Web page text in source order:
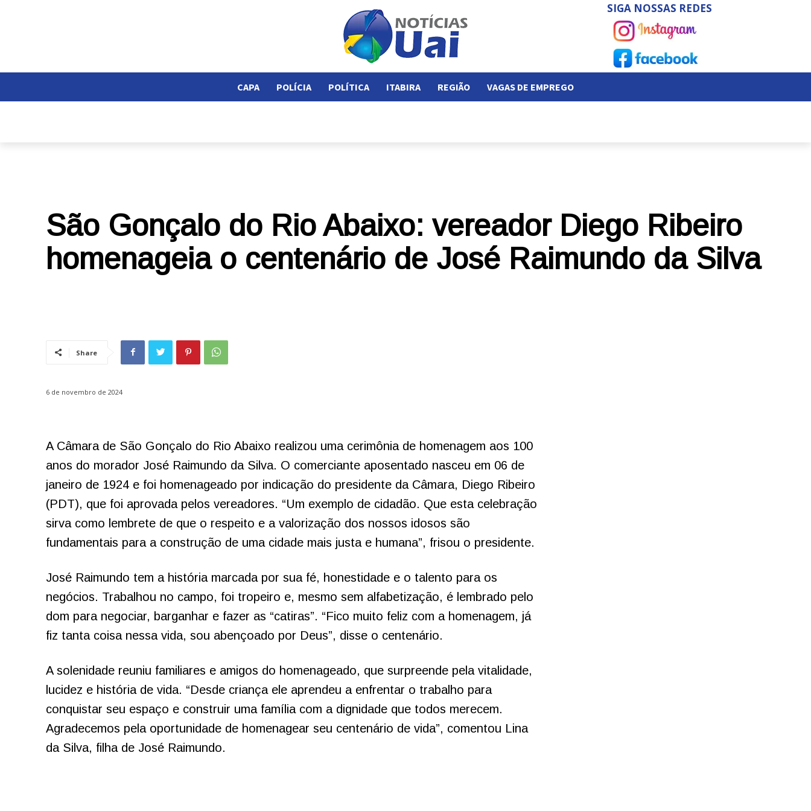
SIGA NOSSAS REDES
CAPA POLÍCIA POLÍTICA ITABIRA REGIÃO VAGAS DE EMPREGO
São Gonçalo do Rio Abaixo: vereador Diego Ribeiro
homenageia o centenário de José Raimundo da Silva
Share
6 de novembro de 2024
A Câmara de São Gonçalo do Rio Abaixo realizou uma cerimônia de homenagem aos 100
anos do morador José Raimundo da Silva. O comerciante aposentado nasceu em 06 de
janeiro de 1924 e foi homenageado por indicação do presidente da Câmara, Diego Ribeiro
(PDT), que foi aprovada pelos vereadores. “Um exemplo de cidadão. Que esta celebração
sirva como lembrete de que o respeito e a valorização dos nossos idosos são
fundamentais para a construção de uma cidade mais justa e humana”, frisou o presidente.
José Raimundo tem a história marcada por sua fé, honestidade e o talento para os
negócios. Trabalhou no campo, foi tropeiro e, mesmo sem alfabetização, é lembrado pelo
dom para negociar, barganhar e fazer as “catiras”. “Fico muito feliz com a homenagem, já
fiz tanta coisa nessa vida, sou abençoado por Deus”, disse o centenário.
A solenidade reuniu familiares e amigos do homenageado, que surpreende pela vitalidade,
lucidez e história de vida. “Desde criança ele aprendeu a enfrentar o trabalho para
conquistar seu espaço e construir uma família com a dignidade que todos merecem.
Agradecemos pela oportunidade de homenagear seu centenário de vida”, comentou Lina
da Silva, filha de José Raimundo.